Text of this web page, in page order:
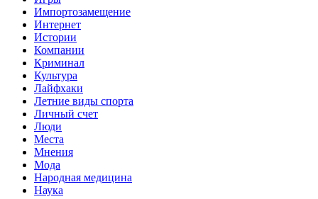
Импортозамещение
Интернет
Истории
Компании
Криминал
Культура
Лайфхаки
Летние виды спорта
Личный счет
Люди
Места
Мнения
Мода
Народная медицина
Наука